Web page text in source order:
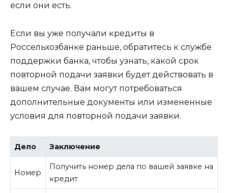
если они есть.
Если вы уже получали кредиты в
Россельхозбанке раньше, обратитесь к службе
поддержки банка, чтобы узнать, какой срок
повторной подачи заявки будет действовать в
вашем случае. Вам могут потребоваться
дополнительные документы или измененные
условия для повторной подачи заявки.
Дело Заключение
Номер
Получить номер дела по вашей заявке на
кредит